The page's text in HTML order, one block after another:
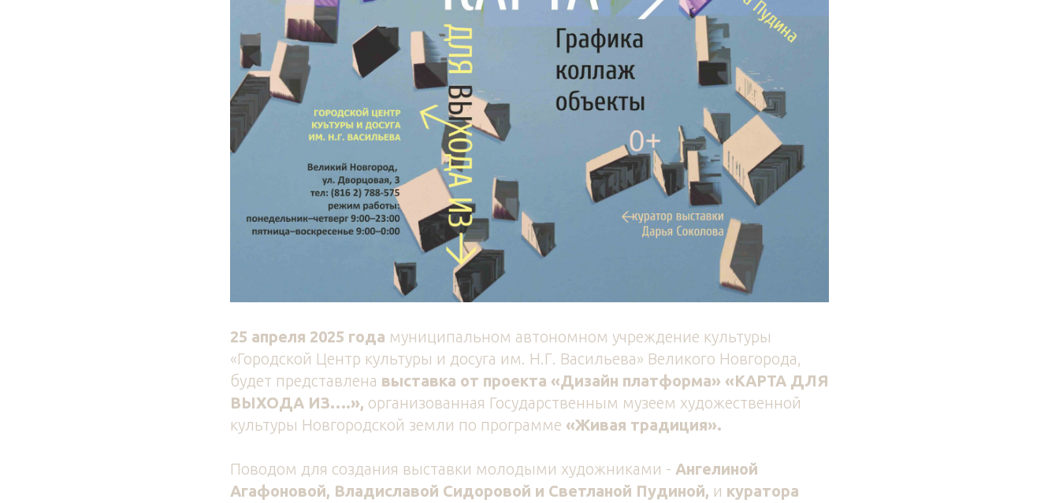
25 апреля 2025 года муниципальном автономном учреждение культуры
«Городской Центр культуры и досуга им. Н.Г. Васильева» Великого Новгорода,
будет представлена выставка от проекта «Дизайн платформа» «КАРТА ДЛЯ
ВЫХОДА ИЗ….», организованная Государственным музеем художественной
культуры Новгородской земли по программе «Живая традиция».
Поводом для создания выставки молодыми художниками - Ангелиной
Агафоновой, Владиславой Сидоровой и Светланой Пудиной, и куратора